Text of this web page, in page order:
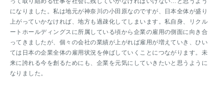
になりました。私は地元が神奈川の小田原なのですが、日本全体が盛り
上がっていかなければ、地方も過疎化してしまいます。私自身、リクル
ートホールディングスに所属している頃から企業の雇用の側面に向き合
ってきましたが、個々の会社の業績が上がれば雇用が増えていき、ひい
ては日本の企業全体の雇用状況を伸ばしていくことにつながります。未
来に誇れる今を創るためにも、企業を元気にしていきたいと思うように
なりました。